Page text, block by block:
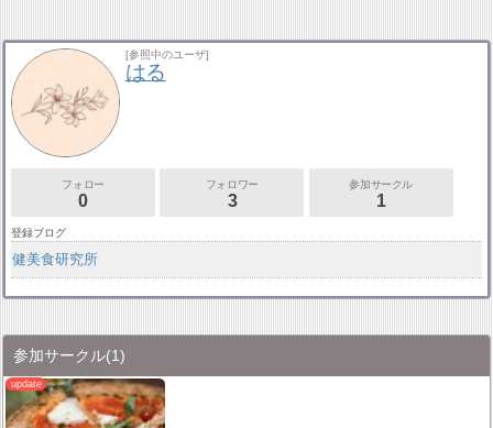
[参照中のユーザ]
はる
フォロー
0
フォロワー
3
参加サークル
1
登録ブログ
健美食研究所
参加サークル(1)